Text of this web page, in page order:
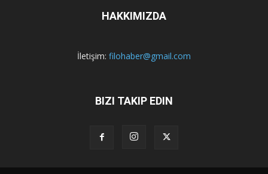
HAKKIMIZDA
İletişim: filohaber@gmail.com
BIZI TAKIP EDIN